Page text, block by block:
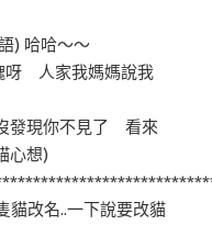
) 哈哈～～
呀 人家我媽媽說我
發現你不見了 看來
心想)
貓改名..一下說要改貓